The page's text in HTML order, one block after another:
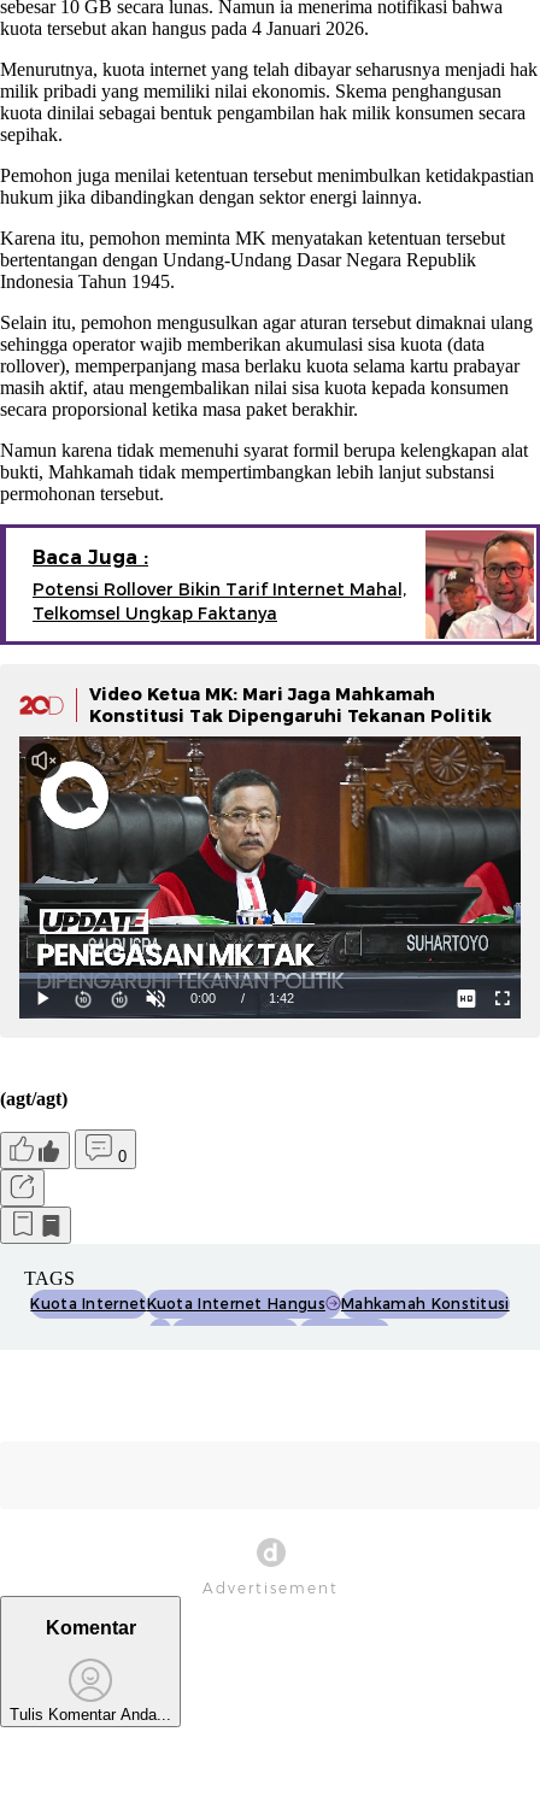
sebesar 10 GB secara lunas. Namun ia menerima notifikasi bahwa
kuota tersebut akan hangus pada 4 Januari 2026.
Menurutnya, kuota internet yang telah dibayar seharusnya menjadi hak
milik pribadi yang memiliki nilai ekonomis. Skema penghangusan
kuota dinilai sebagai bentuk pengambilan hak milik konsumen secara
sepihak.
Pemohon juga menilai ketentuan tersebut menimbulkan ketidakpastian
hukum jika dibandingkan dengan sektor energi lainnya.
Karena itu, pemohon meminta MK menyatakan ketentuan tersebut
bertentangan dengan Undang-Undang Dasar Negara Republik
Indonesia Tahun 1945.
Selain itu, pemohon mengusulkan agar aturan tersebut dimaknai ulang
sehingga operator wajib memberikan akumulasi sisa kuota (data
rollover), memperpanjang masa berlaku kuota selama kartu prabayar
masih aktif, atau mengembalikan nilai sisa kuota kepada konsumen
secara proporsional ketika masa paket berakhir.
Namun karena tidak memenuhi syarat formil berupa kelengkapan alat
bukti, Mahkamah tidak mempertimbangkan lebih lanjut substansi
permohonan tersebut.
Baca Juga :
Potensi Rollover Bikin Tarif Internet Mahal,
Telkomsel Ungkap Faktanya
Video Ketua MK: Mari Jaga Mahkamah
Konstitusi Tak Dipengaruhi Tekanan Politik
(agt/agt)
0
TAGS
Kuota InternetKuota Internet Hangus
Mahkamah Konstitusi
Komentar
Tulis Komentar Anda...